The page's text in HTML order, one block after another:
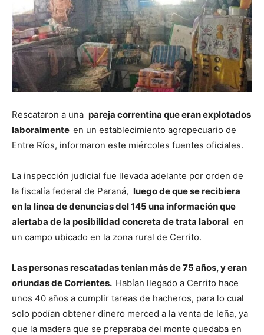
Rescataron a una pareja correntina que eran explotados
laboralmente en un establecimiento agropecuario de
Entre Ríos, informaron este miércoles fuentes oficiales.
La inspección judicial fue llevada adelante por orden de
la fiscalía federal de Paraná, luego de que se recibiera
en la línea de denuncias del 145 una información que
alertaba de la posibilidad concreta de trata laboral en
un campo ubicado en la zona rural de Cerrito.
Las personas rescatadas tenían más de 75 años, y eran
oriundas de Corrientes. Habían llegado a Cerrito hace
unos 40 años a cumplir tareas de hacheros, para lo cual
solo podían obtener dinero merced a la venta de leña, ya
que la madera que se preparaba del monte quedaba en